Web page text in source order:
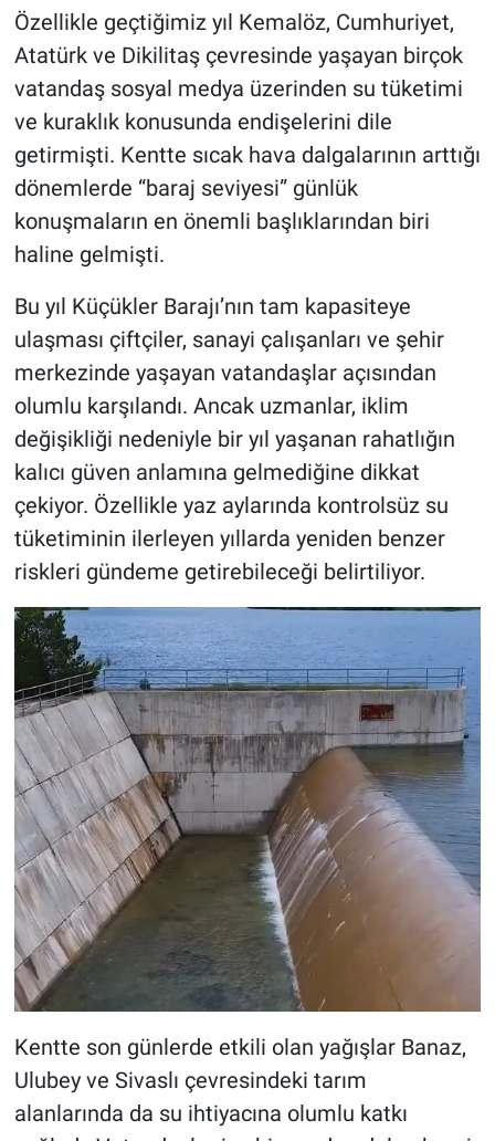
Özellikle geçtiğimiz yıl Kemalöz, Cumhuriyet,
Atatürk ve Dikilitaş çevresinde yaşayan birçok
vatandaş sosyal medya üzerinden su tüketimi
ve kuraklık konusunda endişelerini dile
getirmişti. Kentte sıcak hava dalgalarının arttığı
dönemlerde “baraj seviyesi” günlük
konuşmaların en önemli başlıklarından biri
haline gelmişti.
Bu yıl Küçükler Barajı’nın tam kapasiteye
ulaşması çiftçiler, sanayi çalışanları ve şehir
merkezinde yaşayan vatandaşlar açısından
olumlu karşılandı. Ancak uzmanlar, iklim
değişikliği nedeniyle bir yıl yaşanan rahatlığın
kalıcı güven anlamına gelmediğine dikkat
çekiyor. Özellikle yaz aylarında kontrolsüz su
tüketiminin ilerleyen yıllarda yeniden benzer
riskleri gündeme getirebileceği belirtiliyor.
Kentte son günlerde etkili olan yağışlar Banaz,
Ulubey ve Sivaslı çevresindeki tarım
alanlarında da su ihtiyacına olumlu katkı